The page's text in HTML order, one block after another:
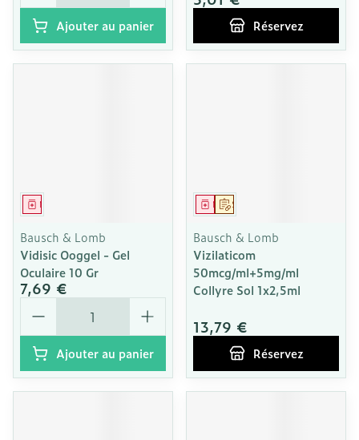
Ajouter au panier Réservez
Médicament
Bausch & Lomb
Vidisic Ooggel - Gel
Oculaire 10 Gr
7,69 €
Quantité
Ajouter au panier
Sur prescription
Médicament
Bausch & Lomb
Vizilaticom
50mcg/ml+5mg/ml
Collyre Sol 1x2,5ml
13,79 €
Réservez